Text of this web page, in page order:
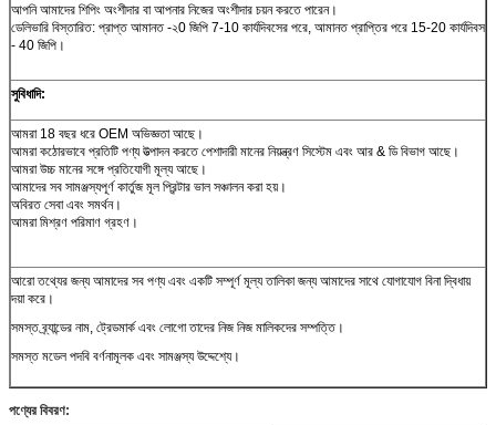
আপনি আমাদের শিপিং অংশীদার বা আপনার নিজের অংশীদার চয়ন করতে পারেন।
ডেলিভারি বিস্তারিত: প্রাপ্ত আমানত -২0 জিপি 7-10 কার্যদিবসের পরে, আমানত প্রাপ্তির পরে 15-20 কার্যদিবস
- 40 জিপি।
সুবিধাদি:
আমরা 18 বছর ধরে OEM অভিজ্ঞতা আছে।
আমরা কঠোরভাবে প্রতিটি পণ্য উত্পাদন করতে পেশাদারী মানের নিয়ন্ত্রণ সিস্টেম এবং আর & ডি বিভাগ আছে।
আমরা উচ্চ মানের সঙ্গে প্রতিযোগী মূল্য আছে।
আমাদের সব সামঞ্জস্যপূর্ণ কার্তুজ মূল প্রিন্টার ভাল সঞ্চালন করা হয়।
অবিরত সেবা এবং সমর্থন।
আমরা মিশ্রণ পরিমাণ গ্রহণ।
আরো তথ্যের জন্য আমাদের সব পণ্য এবং একটি সম্পূর্ণ মূল্য তালিকা জন্য আমাদের সাথে যোগাযোগ বিনা দ্বিধায়
দয়া করে।
সমস্ত ব্র্যান্ডের নাম, ট্রেডমার্ক এবং লোগো তাদের নিজ নিজ মালিকদের সম্পত্তি।
সমস্ত মডেল পদবি বর্ণনামূলক এবং সামঞ্জস্য উদ্দেশ্যে।
পণ্যের বিবরণ: